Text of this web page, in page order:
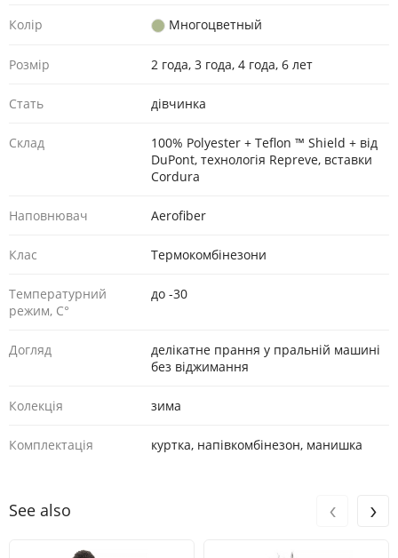
Колір Многоцветный
Розмір 2 года, 3 года, 4 года, 6 лет
Стать дівчинка
Склад
100% Polyester + Teflon ™ Shield + від
DuPont, технологія Repreve, вставки
Cordura
Наповнювач Aerofiber
Клас Термокомбінезони
Температурний
режим, С°
до -30
Догляд
делікатне прання у пральній машині
без віджимання
Колекція зима
Комплектація куртка, напівкомбінезон, манишка
See also ‹ ›